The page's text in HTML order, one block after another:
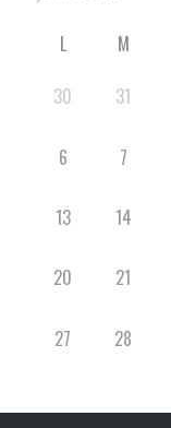
L M
30
31
6 7
13 14
20 21
27 28